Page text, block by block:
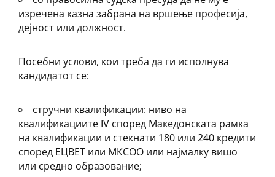
изречена казна забрана на вршење професија,
дејност или должност.
Посебни услови, кои треба да ги исполнува
кандидатот се:
стручни квалификации: ниво на
квалификациите IV според Македонската рамка
на квалификации и стекнати 180 или 240 кредити
според ЕЦВЕТ или МКСОО или најмалку вишо
или средно образование;